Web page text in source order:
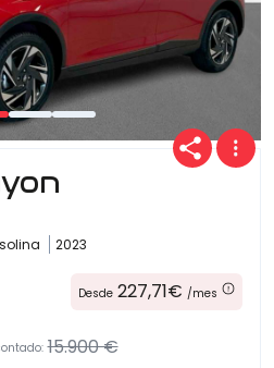
2023
Desde 227,71€ /mes
15.900 €